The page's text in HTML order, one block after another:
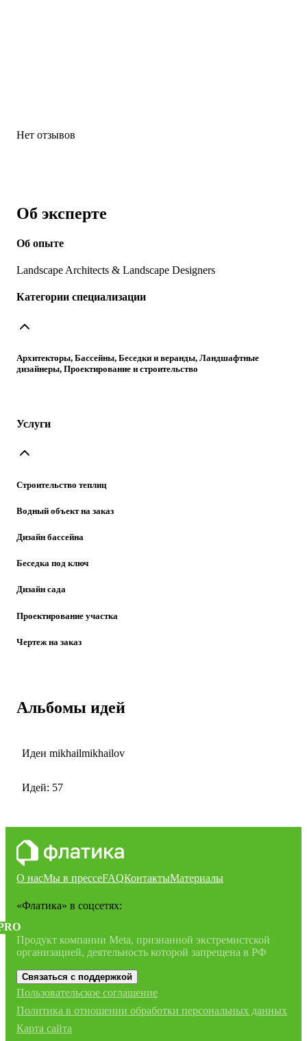
Нет отзывов
Об эксперте
Об опыте
Landscape Architects & Landscape Designers
Категории специализации
Архитекторы, Бассейны, Беседки и веранды, Ландшафтные
дизайнеры, Проектирование и строительство
Услуги
Cтроительство теплиц
Водный объект на заказ
Дизайн бассейна
Беседка под ключ
Дизайн сада
Проектирование участка
Чертеж на заказ
Альбомы идей
Идеи mikhailmikhailov
Идей: 57
О насМы в прессеFAQКонтактыМатериалы
«Флатика» в соцсетях:
Продукт компании Meta, признанной экстремистской
организацией, деятельность которой запрещена в РФ
Связаться с поддержкой
Пользовательское соглашение
Политика в отношении обработки персональных данных
Карта сайта